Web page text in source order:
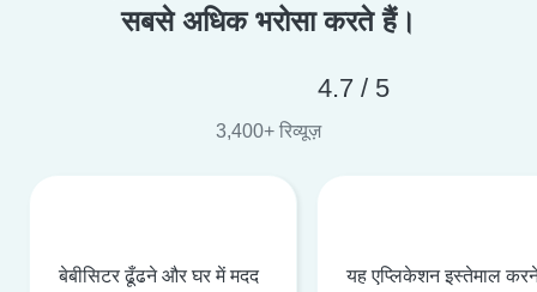
सबसे अधिक भरोसा करते हैं।
4.7 / 5
3,400+ रिव्यूज़
बेबीसिटर ढूँढने और घर में मदद
यह एप्लिकेशन इस्तेमाल